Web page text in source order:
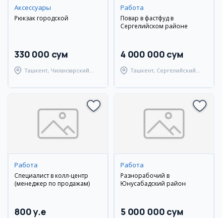
Аксессуары
Рюкзак городской
330 000 сум
Ташкент, Чиланзарский
Работа
Повар в фастфуд в
Сергелийском районе
4 000 000 сум
Ташкент, Сергелийский
Работа
Специалист в колл-центр
(менеджер по продажам)
800 y.e
Работа
Разнорабочий в
Юнусабадский район
5 000 000 сум